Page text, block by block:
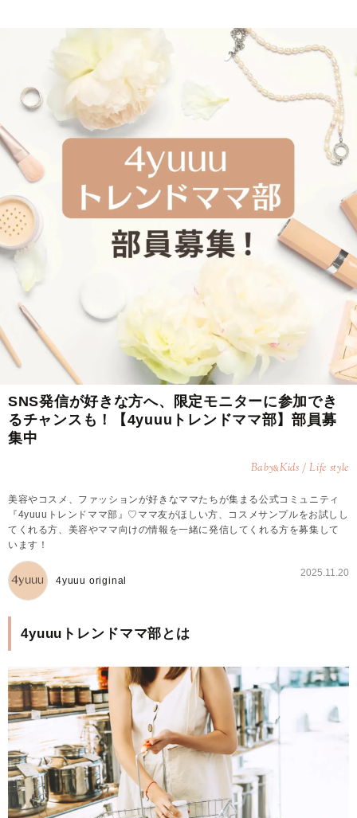
SNS発信が好きな方へ、限定モニターに参加でき
るチャンスも！【4yuuuトレンドママ部】部員募
集中
Baby&Kids / Life style
美容やコスメ、ファッションが好きなママたちが集まる公式コミュニティ
『4yuuuトレンドママ部』♡ママ友がほしい方、コスメサンプルをお試しし
てくれる方、美容やママ向けの情報を一緒に発信してくれる方を募集して
います！
4yuuu original
2025.11.20
4yuuuトレンドママ部とは